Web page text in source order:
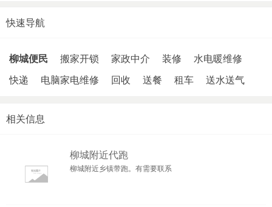
快速导航
柳城便民 搬家开锁 家政中介 装修
水电暖维修
快递
电脑家电维修 回收 送餐 租车 送水送气
相关信息
柳城附近代跑
柳城附近乡镇带跑。有需要联系